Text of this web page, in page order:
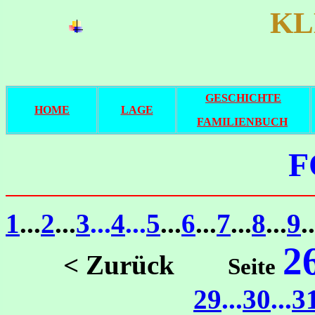
HOME LAGE
GESCHICHTE
FAMILIENBUCH
1...2...3...4...5...6...7...8...9
< Zurück
Seite
29...30...